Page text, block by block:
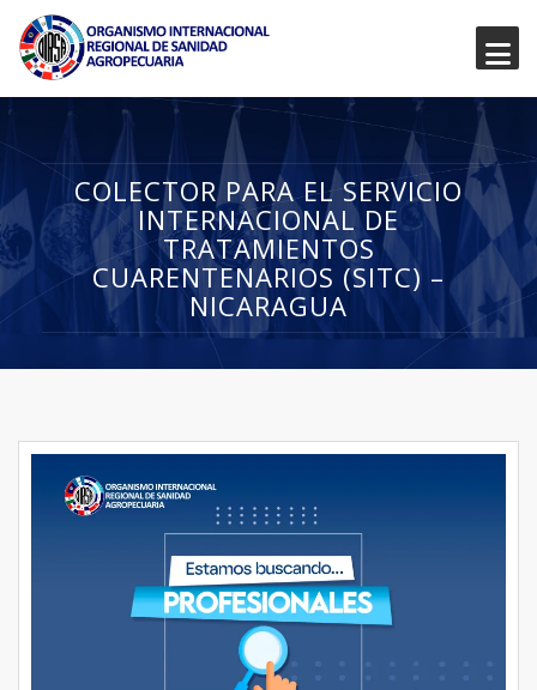
COLECTOR PARA EL SERVICIO
INTERNACIONAL DE
TRATAMIENTOS
CUARENTENARIOS (SITC) –
NICARAGUA